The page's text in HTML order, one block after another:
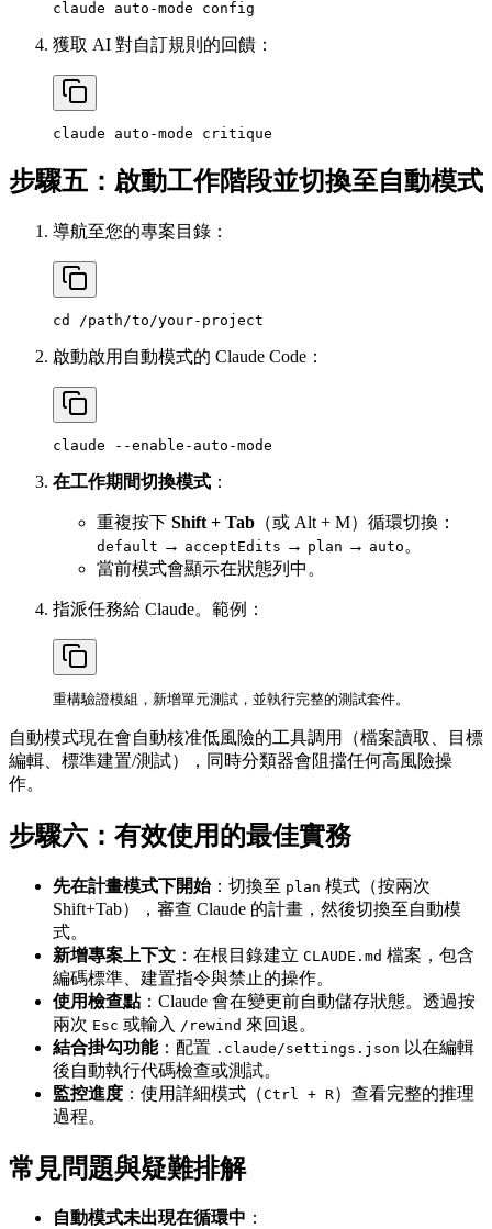
獲取 AI 對自訂規則的回饋：
步驟五：啟動工作階段並切換至自動模式
導航至您的專案目錄：
啟動啟用自動模式的 Claude Code：
在工作期間切換模式 ：
重複按下 Shift + Tab （或 Alt + M）循環切換：
default → acceptEdits → plan → auto 。
當前模式會顯示在狀態列中。
指派任務給 Claude。範例：
自動模式現在會自動核准低風險的工具調用（檔案讀取、目標
編輯、標準建置/測試），同時分類器會阻擋任何高風險操
作。
步驟六：有效使用的最佳實務
先在計畫模式下開始：切換至 plan 模式（按兩次
Shift+Tab），審查 Claude 的計畫，然後切換至自動模
式。
新增專案上下文 ：在根目錄建立 CLAUDE.md 檔案，包含
編碼標準、建置指令與禁止的操作。
使用檢查點：Claude 會在變更前自動儲存狀態。透過按
兩次 Esc 或輸入 /rewind 來回退。
結合掛勾功能：配置 .claude/settings.json 以在編輯
後自動執行代碼檢查或測試。
監控進度 ：使用詳細模式（Ctrl + R）查看完整的推理
過程。
常見問題與疑難排解
自動模式未出現在循環中 ：